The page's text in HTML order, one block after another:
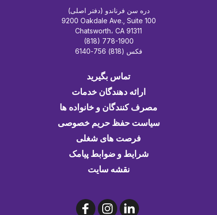
دره سن فرناندو (دفتر اصلی)
9200 Oakdale Ave., Suite 100
Chatsworth، CA 91311
(818) 778-1900
فکس (818) 756-6140
تماس بگیرید
ارائه دهندگان خدمات
مصرف کنندگان و خانواده ها
سیاست حفظ حریم خصوصی
فرصت های شغلی
شرایط و ضوابط پیامک
نقشه سایت